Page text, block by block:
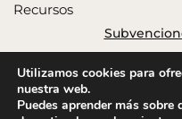
Recursos
Connext 2026.
Utilizamos cookies para
nuestra web.
Puedes aprender más